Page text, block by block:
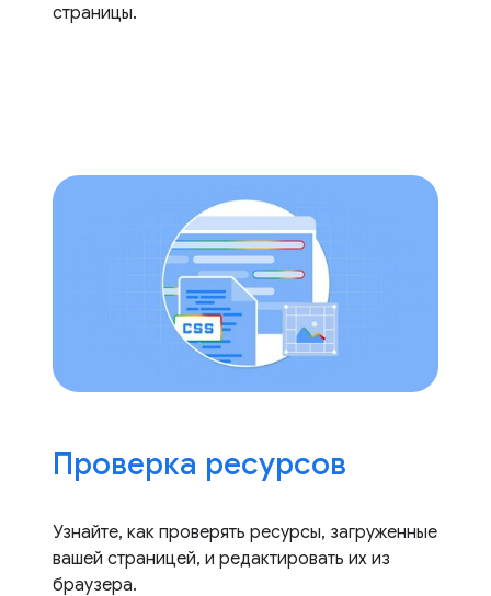
страницы.
Проверка ресурсов
Узнайте, как проверять ресурсы, загруженные
вашей страницей, и редактировать их из
браузера.